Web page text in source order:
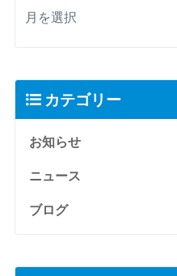
カテゴリー
お知らせ
ニュース
ブログ